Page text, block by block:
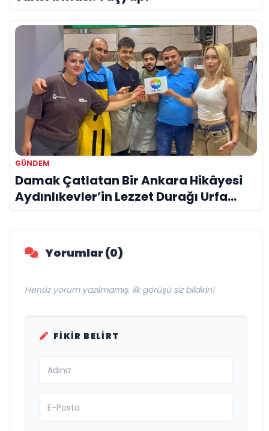
GÜNDEM
Damak Çatlatan Bir Ankara Hikâyesi
Aydınlıkevler’in Lezzet Durağı Urfa
Damak
Yorumlar (0)
Henüz yorum yazılmamış. İlk görüşü siz bildirin!
FIKIR BELIRT